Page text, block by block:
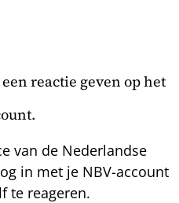
reactie geven op het
van de Nederlandse
in met je NBV-account
te reageren.